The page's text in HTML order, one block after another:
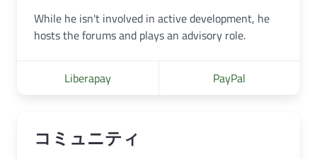
While he isn't involved in active development, he
hosts the forums and plays an advisory role.
Liberapay PayPal
コミュニティ